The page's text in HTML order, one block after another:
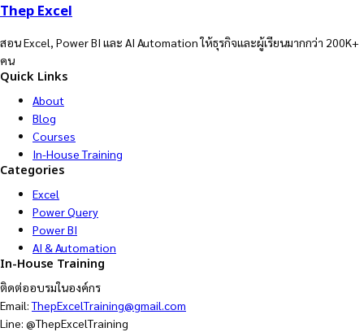
Thep Excel
สอน Excel, Power BI และ AI Automation ให้ธุรกิจและผู้เรียนมากกว่า 200K+
คน
Quick Links
About
Blog
Courses
In-House Training
Categories
Excel
Power Query
Power BI
AI & Automation
In-House Training
ติดต่ออบรมในองค์กร
Email:ThepExcelTraining@gmail.com
Line: @ThepExcelTraining